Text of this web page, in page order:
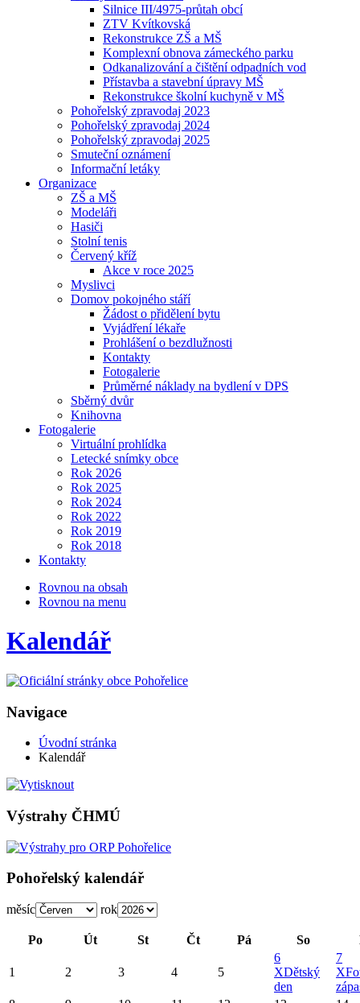
Silnice III/4975-průtah obcí
ZTV Kvítkovská
Rekonstrukce ZŠ a MŠ
Komplexní obnova zámeckého parku
Odkanalizování a čištění odpadních vod
Přístavba a stavební úpravy MŠ
Rekonstrukce školní kuchyně v MŠ
Pohořelský zpravodaj 2023
Pohořelský zpravodaj 2024
Pohořelský zpravodaj 2025
Smuteční oznámení
Informační letáky
Organizace
ZŠ a MŠ
Modeláři
Hasiči
Stolní tenis
Červený kříž
Akce v roce 2025
Myslivci
Domov pokojného stáří
Žádost o přidělení bytu
Vyjádření lékaře
Prohlášení o bezdlužnosti
Kontakty
Fotogalerie
Průměrné náklady na bydlení v DPS
Sběrný dvůr
Knihovna
Fotogalerie
Virtuální prohlídka
Letecké snímky obce
Rok 2026
Rok 2025
Rok 2024
Rok 2022
Rok 2019
Rok 2018
Kontakty
Rovnou na obsah
Rovnou na menu
Kalendář
Navigace
Úvodní stránka
Kalendář
Výstrahy ČHMÚ
Pohořelský kalendář
měsíc rok
Po Út St Čt Pá So
1 2 3 4 5
6
XDětský
den
7
X